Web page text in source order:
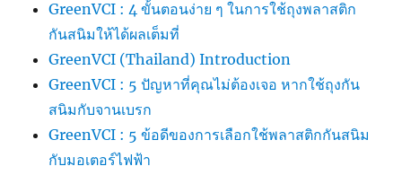
GreenVCI : 4 ขั้นตอนง่าย ๆ ในการใช้ถุงพลาสติก
กันสนิมให้ได้ผลเต็มที่
GreenVCI (Thailand) Introduction
GreenVCI : 5 ปัญหาที่คุณไม่ต้องเจอ หากใช้ถุงกัน
สนิมกับจานเบรก
GreenVCI : 5 ข้อดีของการเลือกใช้พลาสติกกันสนิม
กับมอเตอร์ไฟฟ้า